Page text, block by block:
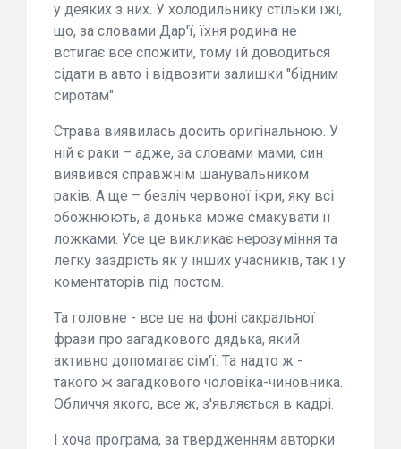
у деяких з них. У холодильнику стільки їжі,
що, за словами Дар'ї, їхня родина не
встигає все спожити, тому їй доводиться
сідати в авто і відвозити залишки "бідним
сиротам".
Страва виявилась досить оригінальною. У
ній є раки – адже, за словами мами, син
виявився справжнім шанувальником
раків. А ще – безліч червоної ікри, яку всі
обожнюють, а донька може смакувати її
ложками. Усе це викликає нерозуміння та
легку заздрість як у інших учасників, так і у
коментаторів під постом.
Та головне - все це на фоні сакральної
фрази про загадкового дядька, який
активно допомагає сім'ї. Та надто ж -
такого ж загадкового чоловіка-чиновника.
Обличчя якого, все ж, з'являється в кадрі.
І хоча програма, за твердженням авторки